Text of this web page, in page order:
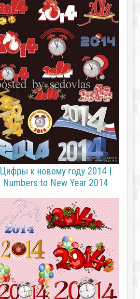
Цифры к новому году 2014 |
Numbers to New Year 2014